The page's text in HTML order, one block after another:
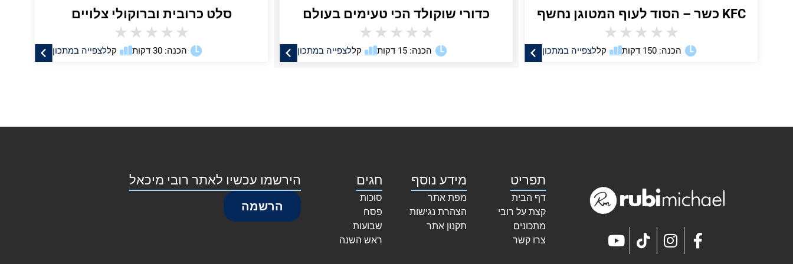
KFC כשר – הסוד לעוף המטוגן נחשף
★
★
★
★
★
לצפייה במתכון הכנה: 150 דקות קל
כדורי שוקולד הכי טעימים בעולם
★
★
★
★
★
לצפייה במתכון הכנה: 15 דקות קל
סלט כרובית וברוקולי צלויים
★
★
★
★
★
לצפייה במתכון הכנה: 30 דקות קל
תפריט
דף הבית
קצת על רובי
מתכונים
צרו קשר
מידע נוסף
מפת אתר
הצהרת נגישות
תקנון אתר
חגים
סוכות
פסח
שבועות
ראש השנה
הירשמו עכשיו לאתר רובי מיכאל
הרשמה